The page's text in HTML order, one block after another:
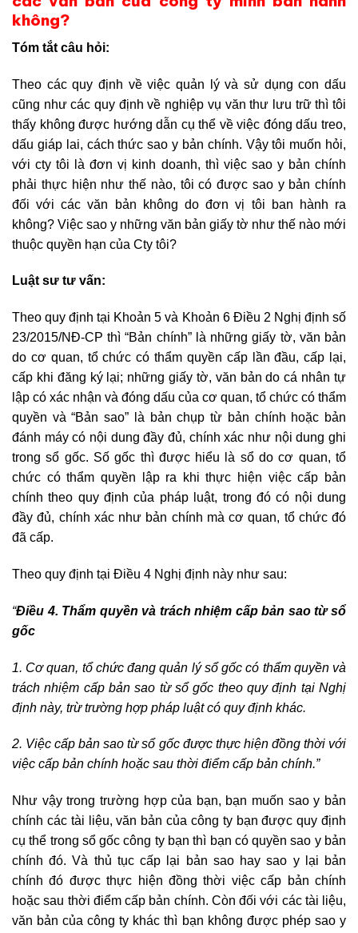
không?
Tóm tắt câu hỏi:
Theo các quy định về việc quản lý và sử dụng con dấu
cũng như các quy định về nghiệp vụ văn thư lưu trữ thì tôi
thấy không được hướng dẫn cụ thể về việc đóng dấu treo,
dấu giáp lai, cách thức sao y bản chính. Vậy tôi muốn hỏi,
với cty tôi là đơn vị kinh doanh, thì việc sao y bản chính
phải thực hiện như thế nào, tôi có được sao y bản chính
đối với các văn bản không do đơn vị tôi ban hành ra
không? Việc sao y những văn bản giấy tờ như thế nào mới
thuộc quyền hạn của Cty tôi?
Luật sư tư vấn:
Theo quy định tại Khoản 5 và Khoản 6 Điều 2 Nghị định số
23/2015/NĐ-CP thì “Bản chính” là những giấy tờ, văn bản
do cơ quan, tổ chức có thẩm quyền cấp lần đầu, cấp lại,
cấp khi đăng ký lại; những giấy tờ, văn bản do cá nhân tự
lập có xác nhận và đóng dấu của cơ quan, tổ chức có thẩm
quyền và “Bản sao” là bản chụp từ bản chính hoặc bản
đánh máy có nội dung đầy đủ, chính xác như nội dung ghi
trong sổ gốc. Số gốc thì được hiểu là sổ do cơ quan, tổ
chức có thẩm quyền lập ra khi thực hiện việc cấp bản
chính theo quy định của pháp luật, trong đó có nội dung
đầy đủ, chính xác như bản chính mà cơ quan, tổ chức đó
đã cấp.
Theo quy định tại Điều 4 Nghị định này như sau:
“Điều 4. Thẩm quyền và trách nhiệm cấp bản sao từ sổ
gốc
1. Cơ quan, tổ chức đang quản lý sổ gốc có thẩm quyền và
trách nhiệm cấp bản sao từ sổ gốc theo quy định tại Nghị
định này, trừ trường hợp pháp luật có quy định khác.
2. Việc cấp bản sao từ sổ gốc được thực hiện đồng thời với
việc cấp bản chính hoặc sau thời điểm cấp bản chính.”
Như vậy trong trường hợp của bạn, bạn muốn sao y bản
chính các tài liệu, văn bản của công ty bạn được quy định
cụ thể trong sổ gốc công ty bạn thì bạn có quyền sao y bản
chính đó. Và thủ tục cấp lại bản sao hay sao y lại bản
chính đó được thực hiện đồng thời việc cấp bản chính
hoặc sau thời điểm cấp bản chính. Còn đối với các tài liệu,
văn bản của công ty khác thì bạn không được phép sao y